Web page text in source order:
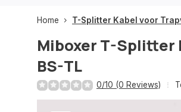
Home T-Splitter Kabel voor
Miboxer T-Splitter
BS-TL
0/10 (0 Reviews)